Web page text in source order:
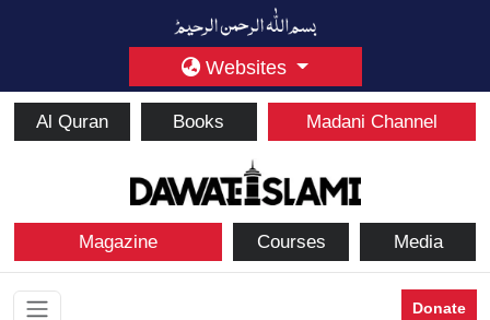
Websites
Al Quran Books Madani Channel
Magazine Courses Media
Donate